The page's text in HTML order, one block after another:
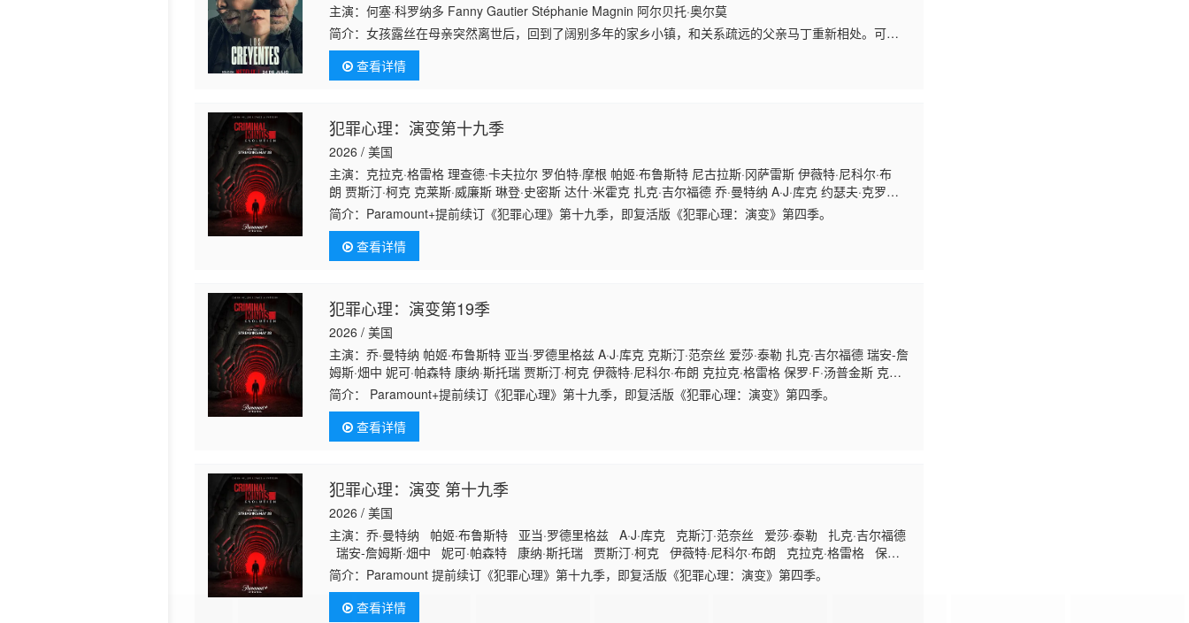
主演：何塞·科罗纳多 Fanny Gautier Stéphanie Magnin 阿尔贝托·奥尔莫
简介：女孩露丝在母亲突然离世后，回到了阔别多年的家乡小镇，和关系疏远的父亲马丁重新相处。可父
亲种种反常诡异的举止，加上小镇居民讳莫如深的态度，让她对母亲意外死亡的官方结论产生了强烈怀
疑。她顶着压力暗中追查真
查看详情
犯罪心理：演变第十九季
2026 / 美国
主演：克拉克·格雷格 理查德·卡夫拉尔 罗伯特·摩根 帕姬·布鲁斯特 尼古拉斯·冈萨雷斯 伊薇特·尼科尔·布
朗 贾斯汀·柯克 克莱斯·威廉斯 琳登·史密斯 达什·米霍克 扎克·吉尔福德 乔·曼特纳 A·J·库克 约瑟夫·克罗
斯 亚当·罗德里格兹 洁蕊·瑞恩 克斯汀·范奈丝 保罗·F·汤普金斯 杨罗布 科菲·斯里博伊 爱莎·泰勒 瑞安-詹姆
斯·畑中 麦丽卡·戈维奇 麦凯布·斯莱 卡拉·杰德·迈尔斯 妮可·帕森特 康纳·斯托
瑞 Inny·Clemons Owais·Ahmed Troy·Castaneda M.C.
简介： Paramount+提前续订《犯罪心理》第十九季，即复活版《犯罪心理：演变》第四季。
查看详情
犯罪心理：演变第19季
2026 / 美国
主演：乔·曼特纳 帕姬·布鲁斯特 亚当·罗德里格兹 A·J·库克 克斯汀·范奈丝 爱莎·泰勒 扎克·吉尔福德 瑞安-詹
姆斯·畑中 妮可·帕森特 康纳·斯托瑞 贾斯汀·柯克 伊薇特·尼科尔·布朗 克拉克·格雷格 保罗·F·汤普金斯 克莱
斯·威廉斯 科菲·斯里博伊 琳登·史密斯 理查德·卡夫拉尔 洁蕊·瑞恩 杨罗布 尼古拉斯·冈萨雷
斯 Inny Clemons 达什·米霍克 约瑟夫·克罗斯 卡拉·杰德·迈尔斯 Owais Ahmed Troy Castaneda 麦丽卡·戈
维奇 M.C. Huff 罗伯特·摩根 麦
简介：
Paramount+提前续订《犯罪心理》第十九季，即复活版《犯罪心理：演变》第四季。
查看详情
犯罪心理：演变 第十九季
2026 / 美国
主演：乔·曼特纳 帕姬·布鲁斯特 亚当·罗德里格兹 A·J·库克 克斯汀·范奈丝 爱莎·泰勒 扎克·吉尔福德
瑞安-詹姆斯·畑中 妮可·帕森特 康纳·斯托瑞 贾斯汀·柯克 伊薇特·尼科尔·布朗 克拉克·格雷格 保罗
·F·汤普金斯 克莱斯·威廉斯 科菲·斯里博伊 琳登·史密斯 理查德·卡夫拉尔 洁蕊·瑞恩 杨罗布 尼古拉
斯·冈萨雷斯 Inny Clemons 达什·米霍克 约瑟夫·克罗斯 卡拉·杰德·迈尔斯 Owa
简介： Paramount 提前续订《犯罪心理》第十九季，即复活版《犯罪心理：演变》第四季。
查看详情